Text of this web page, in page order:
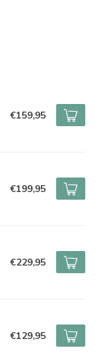
€159,95
€199,95
€229,95
€129,95